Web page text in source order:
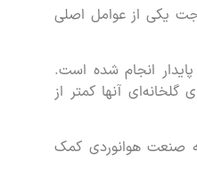
جت یکی از عوامل اصلی
انجام شده است.
آنها کمتر از
صنعت هوانوردی کمک